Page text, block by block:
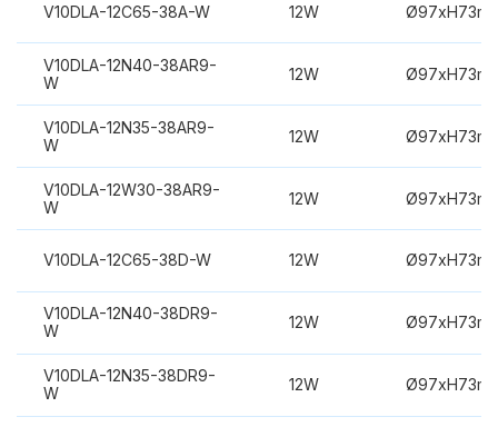
V10DLA-12C65-38A-W 12W
V10DLA-12N40-38AR9-
W
12W
V10DLA-12N35-38AR9-
W
12W
V10DLA-12W30-38AR9-
W
12W
V10DLA-12C65-38D-W 12W
V10DLA-12N40-38DR9-
W
12W
V10DLA-12N35-38DR9-
W
12W